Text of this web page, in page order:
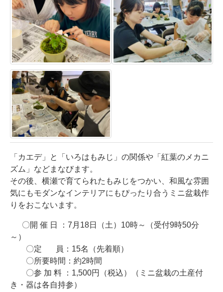
「カエデ」と「いろはもみじ」の関係や「紅葉のメカニ
ズム」などまなびます。
その後、横瀬で育てられたもみじをつかい、和風な雰囲
気にもモダンなインテリアにもぴったり合うミニ盆栽作
りをおこないます。
〇開 催 日 ：7月18日（土）10時～（受付9時50分
～）
〇定 員：15名（先着順）
〇所要時間：約2時間
〇参 加 料 ：1,500円（税込）（ミニ盆栽の土産付
き・器は各自持参）